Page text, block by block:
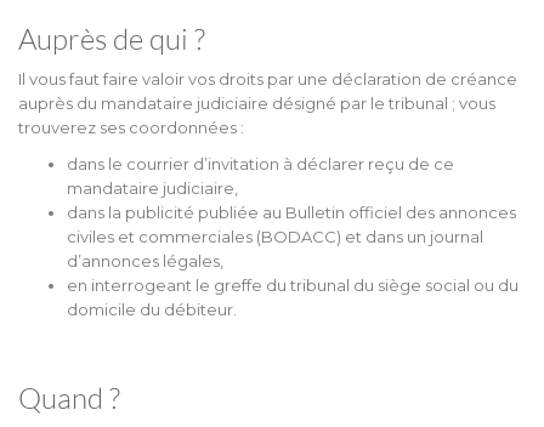
Auprès de qui ?
Il vous faut faire valoir vos droits par une déclaration de créance
auprès du mandataire judiciaire désigné par le tribunal ; vous
trouverez ses coordonnées :
dans le courrier d’invitation à déclarer reçu de ce
mandataire judiciaire,
dans la publicité publiée au Bulletin officiel des annonces
civiles et commerciales (BODACC) et dans un journal
d’annonces légales,
en interrogeant le greffe du tribunal du siège social ou du
domicile du débiteur.
Quand ?